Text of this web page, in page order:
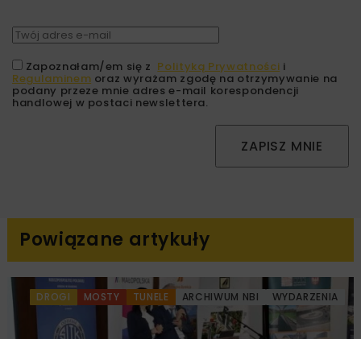
Zapoznałam/em się z Polityką Prywatności i
Regulaminem oraz wyrażam zgodę na otrzymywanie na
podany przeze mnie adres e-mail korespondencji
handlowej w postaci newslettera.
ZAPISZ MNIE
Powiązane artykuły
DROGI MOSTY TUNELE ARCHIWUM NBI WYDARZENIA